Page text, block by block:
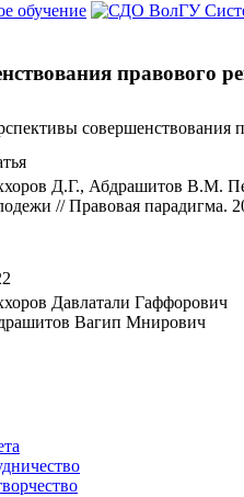
обучение
правового
совершенствования
Д.Г., Абдрашитов В.М.
// Правовая парадигма.
Давлатали Гаффорович
Вагип Мнирович